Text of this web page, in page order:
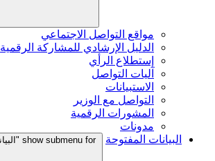
مواقع التواصل الاجتماعي
الدليل الإرشادي للمشاركة الرقمية
إستطلاع الرأي
آليات التواصل
الاستبيانات
التواصل مع الوزير
المشورات الرقمية
مدونات
البيانات المفتوحة
show submenu for "البيانات المفتوحة"